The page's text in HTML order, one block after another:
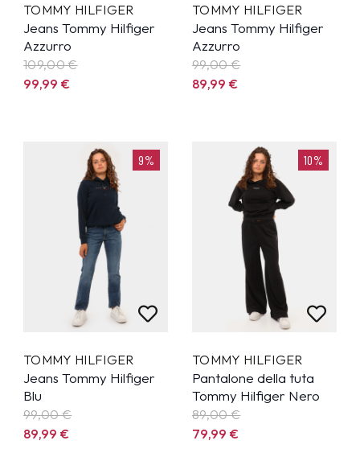
TOMMY HILFIGER
Jeans Tommy Hilfiger
Azzurro
109,00 €
99,99€
TOMMY HILFIGER
Jeans Tommy Hilfiger
Azzurro
99,00 €
89,99€
9%
TOMMY HILFIGER
Jeans Tommy Hilfiger
Blu
99,00 €
89,99€
10%
TOMMY HILFIGER
Pantalone della tuta
Tommy Hilfiger Nero
89,00 €
79,99€